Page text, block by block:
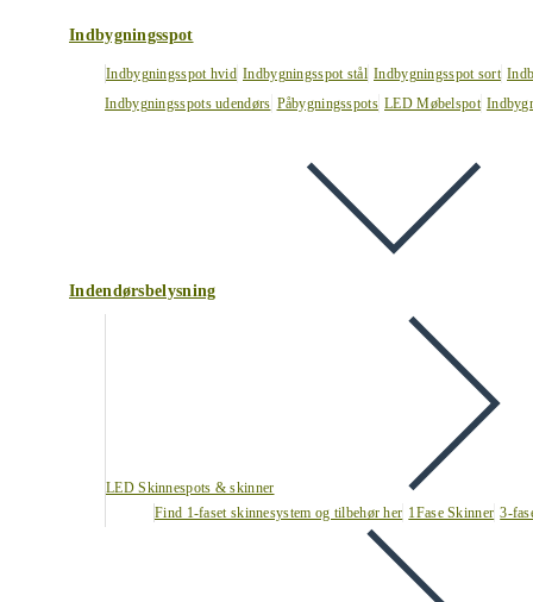
Indbygningsspot
Indbygningsspot hvid Indbygningsspot stål Indbygningsspot sort
Indbygningsspots udendørs Påbygningsspots LED Møbelspot
Indendørsbelysning
LED Skinnespots & skinner
Find 1-faset skinnesystem og tilbehør her 1Fase Skinner 3-